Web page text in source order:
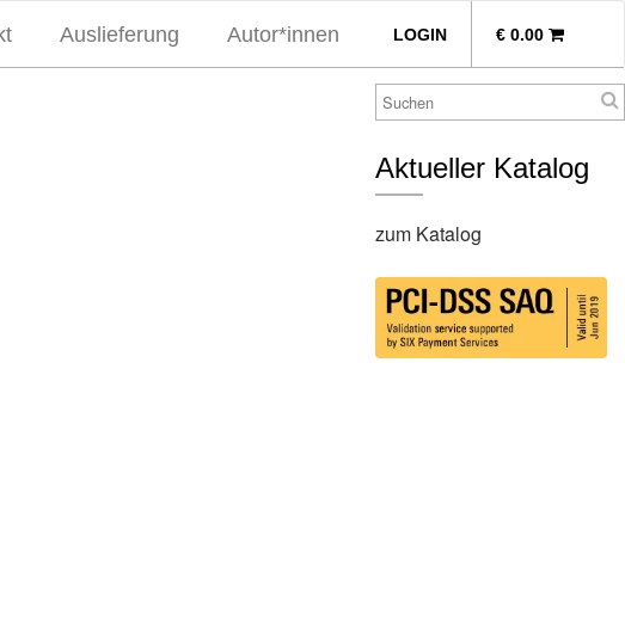
LOGIN € 0.00
Auslieferung Autor*innen
Aktueller Katalog
zum Katalog